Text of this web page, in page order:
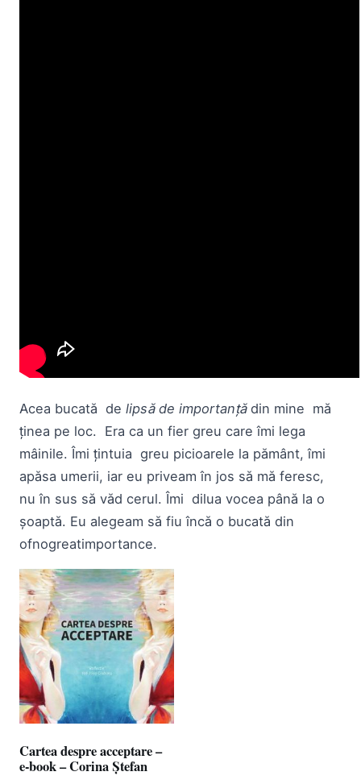
Acea bucată de lipsă de importanțădin mine mă
ținea pe loc. Era ca un fier greu care îmi lega
mâinile. Îmi țintuia greu picioarele la pământ, îmi
apăsa umerii, iar eu priveam în jos să mă feresc,
nu în sus să văd cerul. Îmi dilua vocea până la o
șoaptă. Eu alegeam să fiu încă o bucată din
ofnogreatimportance.
Cartea despre acceptare –
e-book – Corina Ștefan